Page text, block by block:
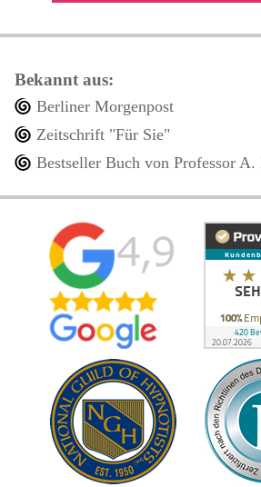
Bekannt aus:
Berliner Morgenpost
Zeitschrift "Für Sie"
Bestseller Buch von Professor A.